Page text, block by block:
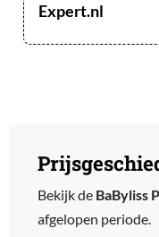
Expert.nl
Bekijk de BaByliss
afgelopen periode.